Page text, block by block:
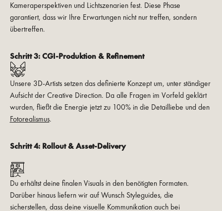
Kameraperspektiven und Lichtszenarien fest. Diese Phase
garantiert, dass wir Ihre Erwartungen nicht nur treffen, sondern
übertreffen.
Schritt 3:CGI-Produktion & Refinement
Unsere 3D-Artists setzen das definierte Konzept um, unter ständiger
Aufsicht der Creative Direction. Da alle Fragen im Vorfeld geklärt
wurden, fließt die Energie jetzt zu 100% in die Detailliebe und den
Fotorealismus.
Schritt 4: Rollout & Asset-Delivery
Du erhältst deine finalen Visuals in den benötigten Formaten.
Darüber hinaus liefern wir auf Wunsch Styleguides, die
sicherstellen, dass deine visuelle Kommunikation auch bei